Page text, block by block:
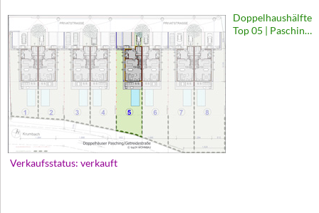
Doppelhaushälfte
Top 05 | Pasching,
Verkaufsstatus: verkauft